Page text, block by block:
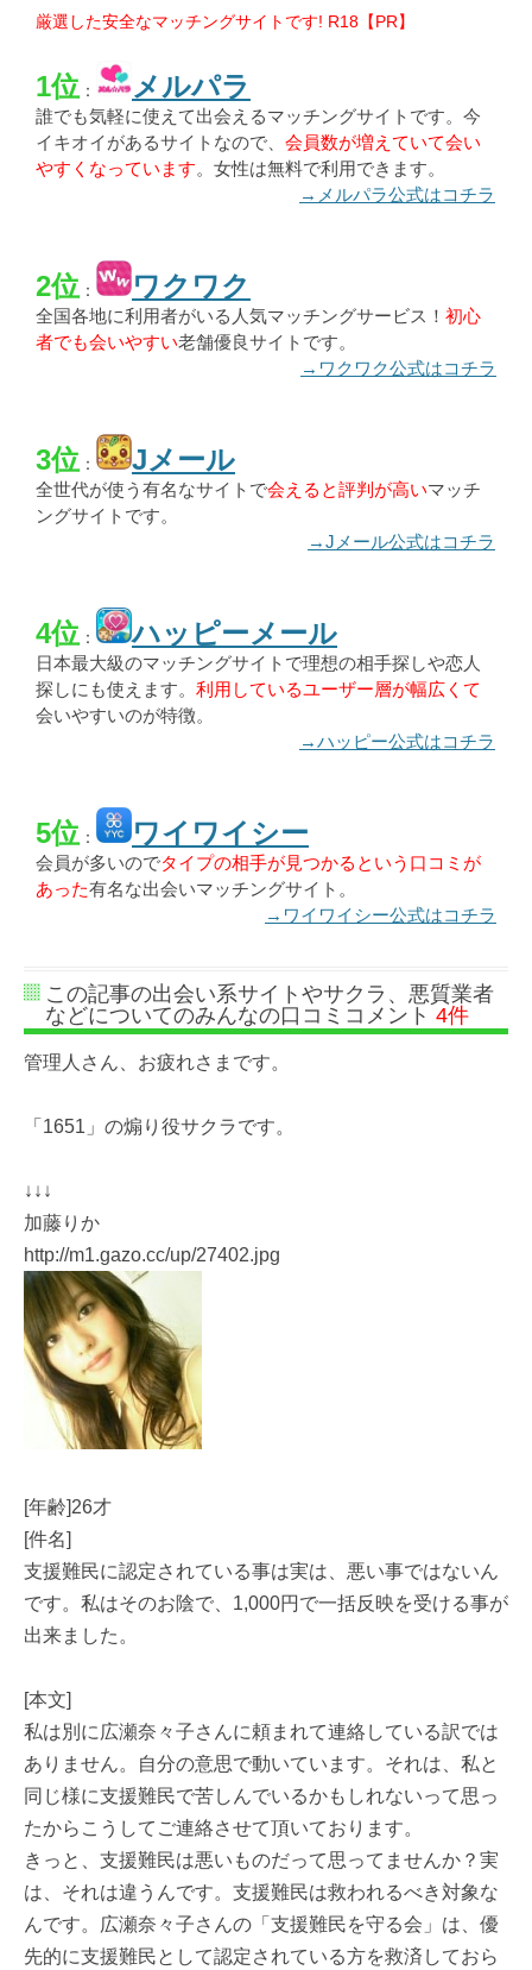
厳選した安全なマッチングサイトです! R18【PR】
1位 ： メルパラ
誰でも気軽に使えて出会えるマッチングサイトです。今
イキオイがあるサイトなので、 会員数が増えていて会い
やすくなっています。女性は無料で利用できます。
→メルパラ公式はコチラ
2位 ： ワクワク
全国各地に利用者がいる人気マッチングサービス！ 初心
者でも会いやすい老舗優良サイトです。
→ワクワク公式はコチラ
3位 ： Jメール
全世代が使う有名なサイトで会えると評判が高いマッチ
ングサイトです。
→Jメール公式はコチラ
4位 ： ハッピーメール
日本最大級のマッチングサイトで理想の相手探しや恋人
探しにも使えます。 利用しているユーザー層が幅広くて
会いやすいのが特徴。
→ハッピー公式はコチラ
5位 ： ワイワイシー
会員が多いのでタイプの相手が見つかるという口コミが
あった有名な出会いマッチングサイト。
→ワイワイシー公式はコチラ
この記事の出会い系サイトやサクラ、悪質業者
などについてのみんなの口コミコメント 4件
管理人さん、お疲れさまです。
「1651」の煽り役サクラです。
↓↓↓
加藤りか
http://m1.gazo.cc/up/27402.jpg
[年齢]26才
[件名]
支援難民に認定されている事は実は、悪い事ではないん
です。私はそのお陰で、1,000円で一括反映を受ける事が
出来ました。
[本文]
私は別に広瀬奈々子さんに頼まれて連絡している訳では
ありません。自分の意思で動いています。それは、私と
同じ様に支援難民で苦しんでいるかもしれないって思っ
たからこうしてご連絡させて頂いております。
きっと、支援難民は悪いものだって思ってませんか？実
は、それは違うんです。支援難民は救われるべき対象な
んです。広瀬奈々子さんの「支援難民を守る会」は、優
先的に支援難民として認定されている方を救済しておら